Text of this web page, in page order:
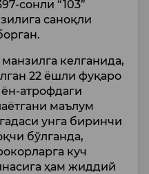
сонли “103”
саноқли
келганида,
22 ёшли фуқаро
атрофдаги
маълум
унга биринчи
бўлганда,
куч
ҳам жиддий